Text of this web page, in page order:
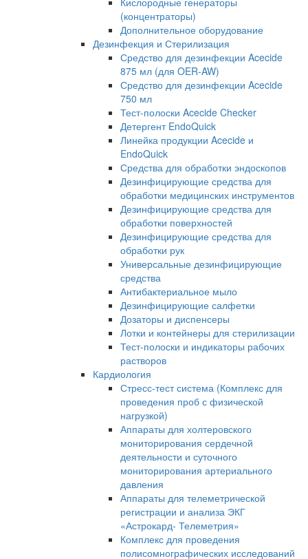
(концентраторы)
Дополнительное оборудование
Дезинфекция и Стерилизация
Средство для дезинфекции Acecide
875 мл (для OER-AW)
Средство для дезинфекции Acecide
750 мл
Тест-полоски Acecide Checker
Детергент EndoQuick
Линейка продукции Acecide и
EndoQuick
Средства для обработки эндоскопов
Дезинфицирующие средства для
обработки медицинских инструментов
Дезинфицирующие средства для
обработки поверхностей
Дезинфицирующие средства для
обработки рук
Универсальные дезинфицирующие
средства
Антибактериальное мыло
Дезинфицирующие салфетки
Дозаторы и диспенсеры
Лотки и контейнеры для стерилизации
Тест-полоски и индикаторы рабочих
растворов
Кардиология
Стресс-тест система (Комплекс для
проведения проб с физической
нагрузкой)
Аппараты для холтеровского
мониторирования сердечной
деятельности и суточного
мониторирования артериального
давления
Аппараты для телеметрической
регистрации и анализа ЭКГ
«Астрокард- Телеметрия»
Комплекс для проведения
полисомнографических исследований